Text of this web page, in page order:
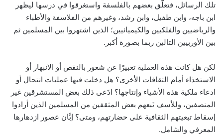
تلك الرسائل، فتعلَّق بعضهم بالفلسفة واستغرقوا في درسها ليظهر
ابن باجه، وابن طفيل، وابن رشد، وغيرهم من الفلاسفة والأطباء
والرياضيين والفلكيين والكيميائيين؛ الذين اشتهروا بين المسلمين ثم
بين الأوربيين التالين ربما بصورة أكبر.
لكن هل كانت هذه العملية تعبيرًا عن شعور بالنقص أو الانبهار أو
الاستخذاء أمام الثقافات الأخرى؟ هل دخلت فيها عمليات انتحال أو
ادعاء ملكية هذه الأشياء وإنتاجها؟ ادَعى ذلك بعض المستشرقين غير
المنصفين، وللأسف تَبعهم بعض المثقفين من المسلمين الذين أرادوا
إسقاط تبعيتهم الثقافية على حضارتهم، ومتى؟ إبَّان عصور ازدهارها
المعرفي والشامل.